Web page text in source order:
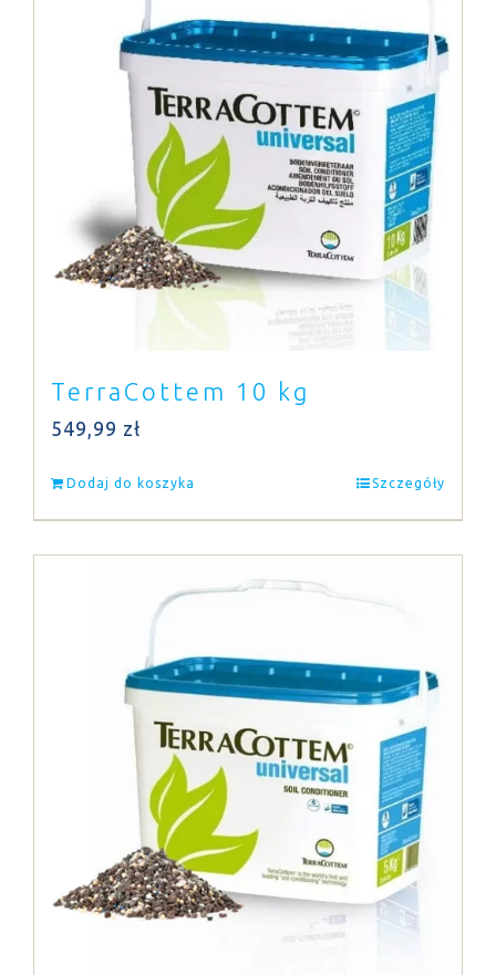
TerraCottem 10 kg
549,99 zł
Dodaj do koszyka Szczegóły